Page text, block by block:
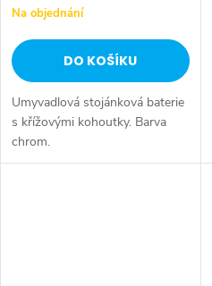
Na objednání
DO KOŠÍKU
Umyvadlová stojánková baterie
s křížovými kohoutky. Barva
chrom.